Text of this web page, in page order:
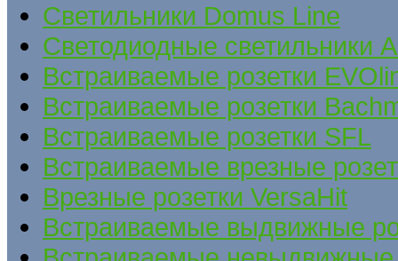
Cветильники Domus Line
Светодиодные светильники
Встраиваемые розетки
Встраиваемые розетки
Встраиваемые розетки SFL
Встраиваемые врезные
Врезные розетки VersaHit
Встраиваемые выдвижные